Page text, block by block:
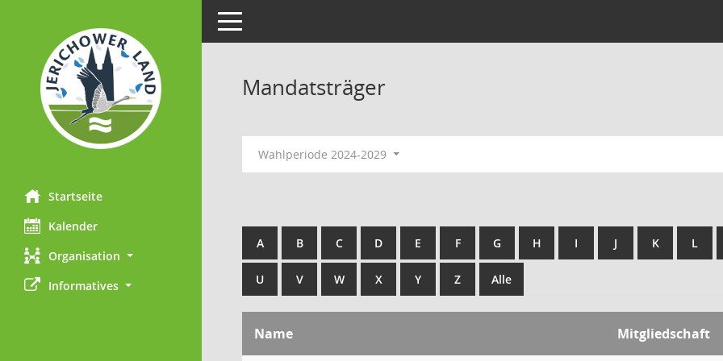
Startseite
Kalender
Organisation
Informatives
Toggle navigation
Mandatsträger
Wahlperiode 2024-2029
A B C D E F G H I J K L
U V W X Y Z Alle
Name Mitgliedschaft